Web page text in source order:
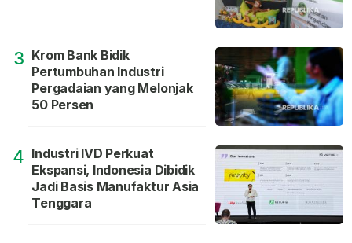
3 Krom Bank Bidik
Pertumbuhan Industri
Pergadaian yang Melonjak
50 Persen
4 Industri IVD Perkuat
Ekspansi, Indonesia Dibidik
Jadi Basis Manufaktur Asia
Tenggara